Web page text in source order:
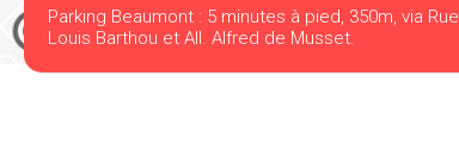
Parking Beaumont : 5 minutes à pied, 350m, via Rue
Louis Barthou et All. Alfred de Musset.